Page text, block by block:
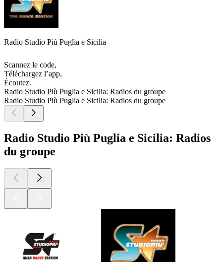
Radio Studio Più Puglia e Sicilia
Scannez le code,
Téléchargez l’app,
Écoutez.
Radio Studio Più Puglia e Sicilia: Radios du groupe
Radio Studio Più Puglia e Sicilia: Radios du groupe
Radio Studio Più Puglia e Sicilia: Radios
du groupe